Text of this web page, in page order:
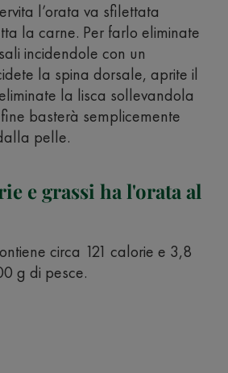
l’orata va sfilettata
la carne. Per farlo eliminate
incidendole con un
la spina dorsale, aprite il
la lisca sollevandola
basterà semplicemente
pelle.
e grassi ha l'orata al
circa 121 calorie e 3,8
g di pesce.